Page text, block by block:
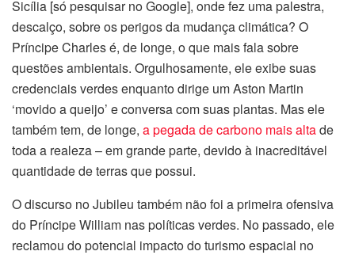
Sicília [só pesquisar no Google], onde fez uma palestra,
descalço, sobre os perigos da mudança climática? O
Príncipe Charles é, de longe, o que mais fala sobre
questões ambientais. Orgulhosamente, ele exibe suas
credenciais verdes enquanto dirige um Aston Martin
‘movido a queijo’ e conversa com suas plantas. Mas ele
também tem, de longe, a pegada de carbono mais altade
toda a realeza – em grande parte, devido à inacreditável
quantidade de terras que possui.
O discurso no Jubileu também não foi a primeira ofensiva
do Príncipe William nas políticas verdes. No passado, ele
reclamou do potencial impacto do turismo espacial no